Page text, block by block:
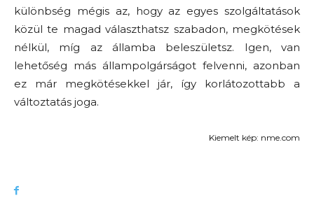
különbség mégis az, hogy az egyes szolgáltatások
közül te magad választhatsz szabadon, megkötések
nélkül, míg az államba beleszületsz. Igen, van
lehetőség más állampolgárságot felvenni, azonban
ez már megkötésekkel jár, így korlátozottabb a
változtatás joga.
Kiemelt kép: nme.com